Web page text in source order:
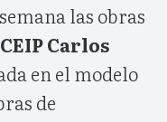
las obras
Carlos
en el modelo
de